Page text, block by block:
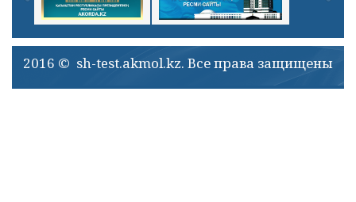
2016 © sh-test.akmol.kz. Все права защищены